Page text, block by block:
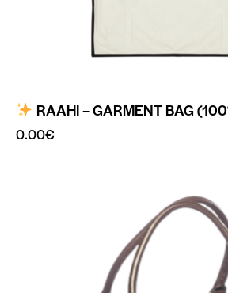
RAAHI – GARMENT BAG
0.00€